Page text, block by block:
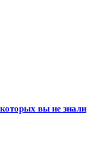
вы не знали